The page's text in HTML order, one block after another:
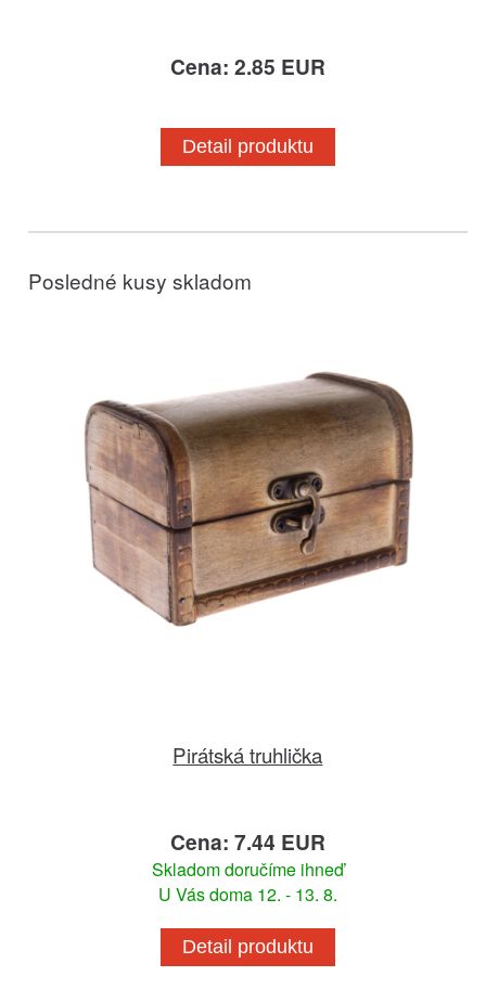
Cena: 2.85 EUR
Detail produktu
Posledné kusy skladom
Pirátská truhlička
Cena: 7.44 EUR
Skladom doručíme ihneď
U Vás doma 12. - 13. 8.
Detail produktu